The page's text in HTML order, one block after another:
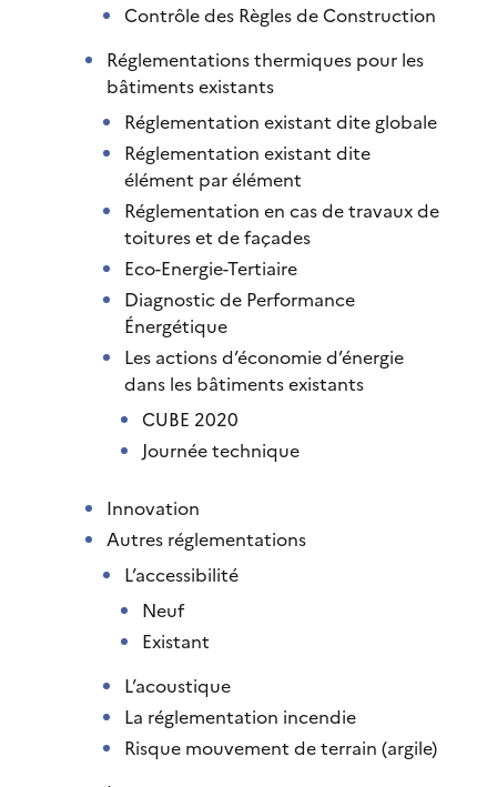
Contrôle des Règles de Construction
Réglementations thermiques pour les
bâtiments existants
Réglementation existant dite globale
Réglementation existant dite
élément par élément
Réglementation en cas de travaux de
toitures et de façades
Eco-Energie-Tertiaire
Diagnostic de Performance
Énergétique
Les actions d’économie d’énergie
dans les bâtiments existants
CUBE 2020
Journée technique
Innovation
Autres réglementations
L’accessibilité
Neuf
Existant
L’acoustique
La réglementation incendie
Risque mouvement de terrain (argile)